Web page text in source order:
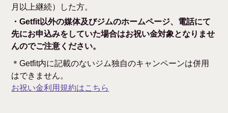
月以上継続）した方。
・Getfit以外の媒体及びジムのホームページ、電話にて
先にお申込みをしていた場合はお祝い金対象となりませ
んのでご注意ください。
＊Getfit内に記載のないジム独自のキャンペーンは併用
はできません。
お祝い金利用規約はこちら